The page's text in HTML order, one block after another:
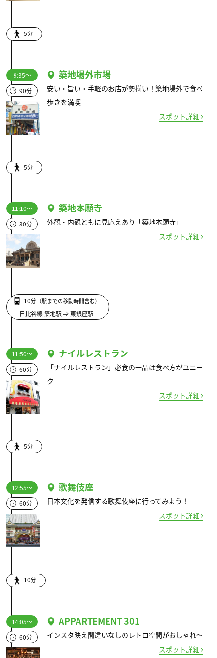
5分
9:35～
90分
築地場外市場
安い・旨い・手軽のお店が勢揃い！築地場外で食べ
歩きを満喫
スポット詳細
5分
11:10～
30分
築地本願寺
外観・内観ともに見応えあり「築地本願寺」
スポット詳細
10分 （駅までの移動時間含む）
日比谷線 築地駅 ⇒ 東銀座駅
11:50～
60分
ナイルレストラン
「ナイルレストラン」必食の一品は食べ方がユニー
ク
スポット詳細
5分
12:55～
60分
歌舞伎座
日本文化を発信する歌舞伎座に行ってみよう！
スポット詳細
10分
14:05～
60分
APPARTEMENT 301
インスタ映え間違いなしのレトロ空間がおしゃれ～
スポット詳細